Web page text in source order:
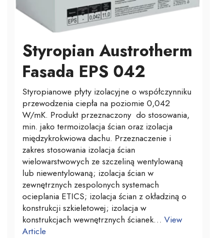
Styropian Austrotherm
Fasada EPS 042
Styropianowe płyty izolacyjne o współczynniku
przewodzenia ciepła na poziomie 0,042
W/mK. Produkt przeznaczony do stosowania,
min. jako termoizolacja ścian oraz izolacja
międzykrokwiowa dachu. Przeznaczenie i
zakres stosowania izolacja ścian
wielowarstwowych ze szczeliną wentylowaną
lub niewentylowaną; izolacja ścian w
zewnętrznych zespolonych systemach
ocieplania ETICS; izolacja ścian z okładziną o
konstrukcji szkieletowej; izolacja w
konstrukcjach wewnętrznych ścianek… View
Article